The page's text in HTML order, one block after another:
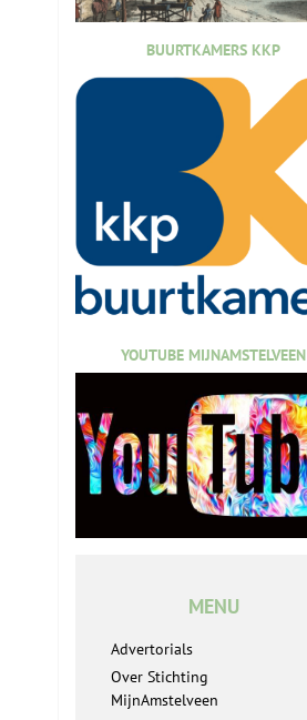
BUURTKAMERS KKP
YOUTUBE MIJNAMSTELVEEN
MENU
Advertorials
Over Stichting
MijnAmstelveen